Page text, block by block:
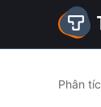
Phân